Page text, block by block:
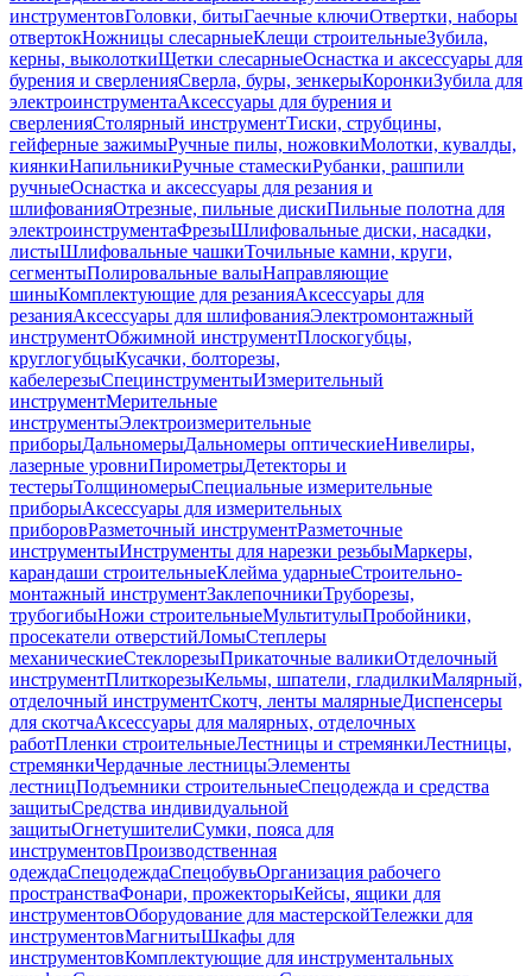
инструментовГоловки, битыГаечные ключиОтвертки, наборы
отвертокНожницы слесарныеКлещи строительныеЗубила,
керны, выколоткиЩетки слесарныеОснастка и аксессуары для
бурения и сверленияСверла, буры, зенкерыКоронкиЗубила для
электроинструментаАксессуары для бурения и
сверленияСтолярный инструментТиски, струбцины,
гейферные зажимыРучные пилы, ножовкиМолотки, кувалды,
киянкиНапильникиРучные стамескиРубанки, рашпили
ручныеОснастка и аксессуары для резания и
шлифованияОтрезные, пильные дискиПильные полотна для
электроинструментаФрезыШлифовальные диски, насадки,
листыШлифовальные чашкиТочильные камни, круги,
сегментыПолировальные валыНаправляющие
шиныКомплектующие для резанияАксессуары для
резанияАксессуары для шлифованияЭлектромонтажный
инструментОбжимной инструментПлоскогубцы,
круглогубцыКусачки, болторезы,
кабелерезыСпецинструментыИзмерительный
инструментМерительные
инструментыЭлектроизмерительные
приборыДальномерыДальномеры оптическиеНивелиры,
лазерные уровниПирометрыДетекторы и
тестерыТолщиномерыСпециальные измерительные
приборыАксессуары для измерительных
приборовРазметочный инструментРазметочные
инструментыИнструменты для нарезки резьбыМаркеры,
карандаши строительныеКлейма ударныеСтроительно-
монтажный инструментЗаклепочникиТруборезы,
трубогибыНожи строительныеМультитулыПробойники,
просекатели отверстийЛомыСтеплеры
механическиеСтеклорезыПрикаточные валикиОтделочный
инструментПлиткорезыКельмы, шпатели, гладилкиМалярный,
отделочный инструментСкотч, ленты малярныеДиспенсеры
для скотчаАксессуары для малярных, отделочных
работПленки строительныеЛестницы и стремянкиЛестницы,
стремянкиЧердачные лестницыЭлементы
лестницПодъемники строительныеСпецодежда и средства
защитыСредства индивидуальной
защитыОгнетушителиСумки, пояса для
инструментовПроизводственная
одеждаСпецодеждаСпецобувьОрганизация рабочего
пространстваФонари, прожекторыКейсы, ящики для
инструментовОборудование для мастерскойТележки для
инструментовМагнитыШкафы для
инструментовКомплектующие для инструментальных